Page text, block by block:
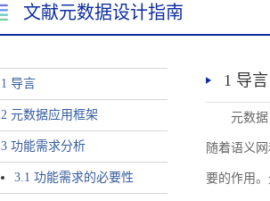
文献元数据设计指南
1 导言
2 元数据应用框架
3 功能需求分析
3.1 功能需求的必要性
1 导言
元数
随着语义
要的作用